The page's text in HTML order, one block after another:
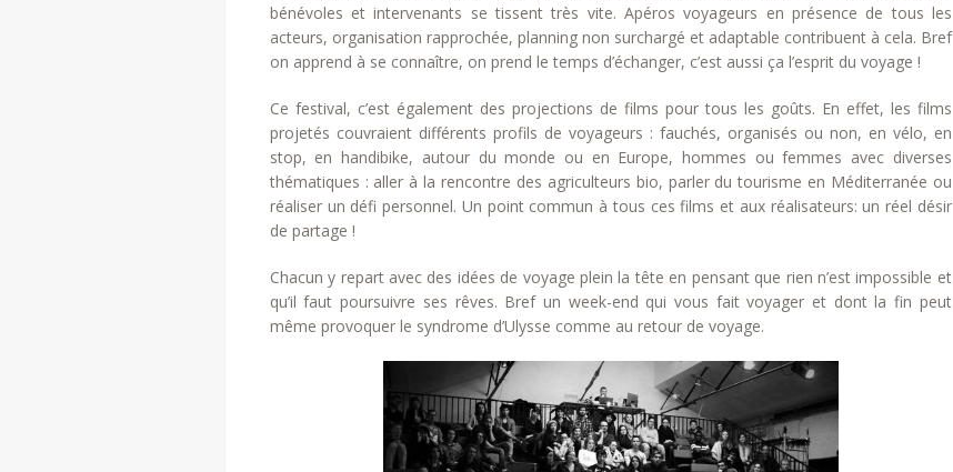
bénévoles et intervenants se tissent très vite. Apéros voyageurs en présence de tous les
acteurs, organisation rapprochée, planning non surchargé et adaptable contribuent à cela. Bref
on apprend à se connaître, on prend le temps d’échanger, c’est aussi ça l’esprit du voyage !
Ce festival, c’est également des projections de films pour tous les goûts. En effet, les films
projetés couvraient différents profils de voyageurs : fauchés, organisés ou non, en vélo, en
stop, en handibike, autour du monde ou en Europe, hommes ou femmes avec diverses
thématiques : aller à la rencontre des agriculteurs bio, parler du tourisme en Méditerranée ou
réaliser un défi personnel. Un point commun à tous ces films et aux réalisateurs: un réel désir
de partage !
Chacun y repart avec des idées de voyage plein la tête en pensant que rien n’est impossible et
qu’il faut poursuivre ses rêves. Bref un week-end qui vous fait voyager et dont la fin peut
même provoquer le syndrome d’Ulysse comme au retour de voyage.